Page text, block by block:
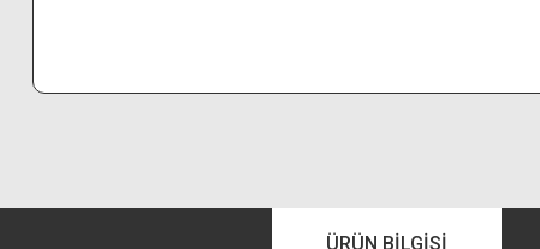
ÜRÜN BILGISI